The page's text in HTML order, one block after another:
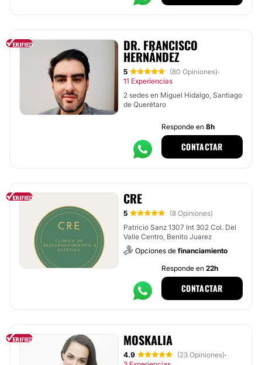
DR. FRANCISCO
HERNÁNDEZ
5 (80 Opiniones)·
11 Experiencias
2 sedes en Miguel Hidalgo, Santiago
de Querétaro
Responde en 8h
CONTACTAR
CRE
5
(8 Opiniones)
Patricio Sanz 1307 Int 302 Col. Del
Valle Centro, Benito Juarez
Opciones de financiamiento
Responde en 22h
CONTACTAR
MOSKALIA
4.9 (23 Opiniones)·